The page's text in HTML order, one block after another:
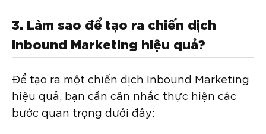
3. Làm sao để tạo ra chiến dịch
Inbound Marketing hiệu quả?
Để tạo ra một chiến dịch Inbound Marketing
hiệu quả, bạn cần cân nhắc thực hiện các
bước quan trọng dưới đây: